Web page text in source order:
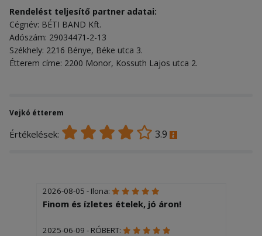
Rendelést teljesítő partner adatai:
Cégnév: BÉTI BAND Kft.
Adószám: 29034471-2-13
Székhely: 2216 Bénye, Béke utca 3.
Étterem címe: 2200 Monor, Kossuth Lajos utca 2.
Vejkó étterem
Értékelések: 3.9
2026-08-05 - Ilona:
Finom és ízletes ételek, jó áron!
2025-06-09 - RÓBERT: